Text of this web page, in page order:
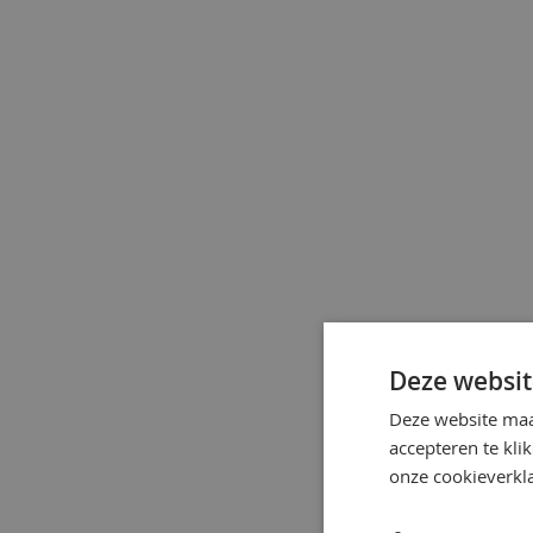
Deze
Deze website
accepteren te
onze